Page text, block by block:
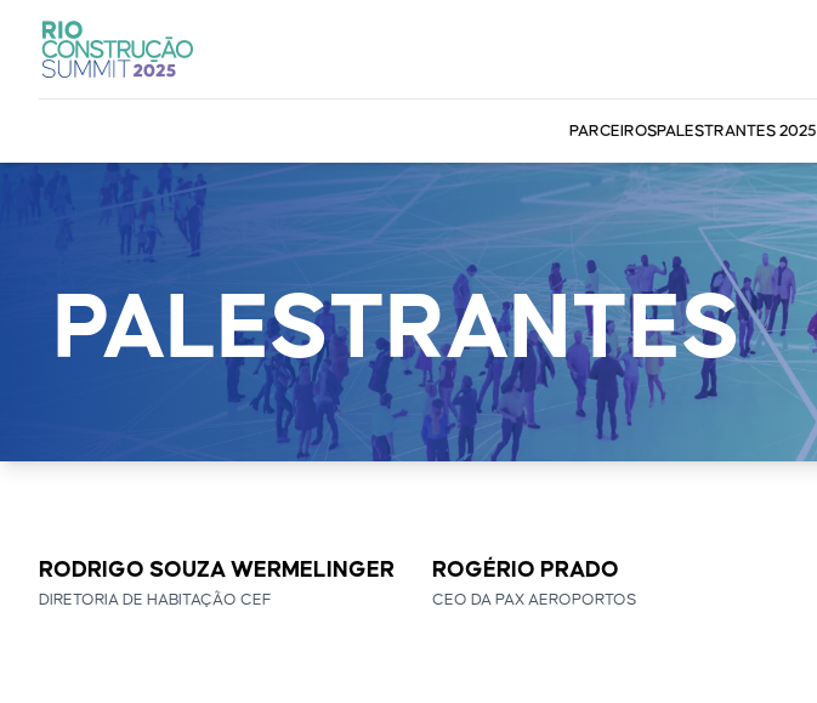
PARCEIROSPALESTRANTES 2025
PALESTRANTES
RODRIGO SOUZA WERMELINGER
DIRETORIA DE HABITAÇÃO CEF
ROGÉRIO PRADO
CEO DA PAX AEROPORTOS